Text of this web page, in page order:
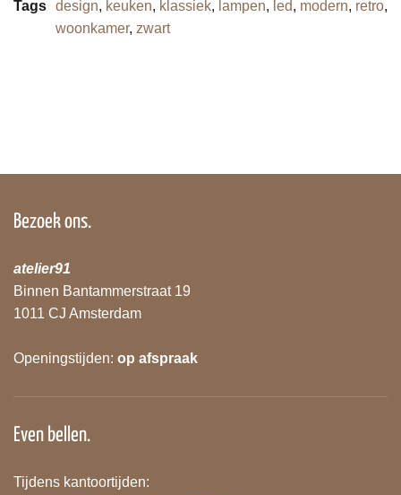
Tags design, keuken, klassiek, lampen, led, modern, retro,
woonkamer, zwart
Bezoek ons.
atelier91
Binnen Bantammerstraat 19
1011 CJ Amsterdam
Openingstijden: op afspraak
Even bellen.
Tijdens kantoortijden: